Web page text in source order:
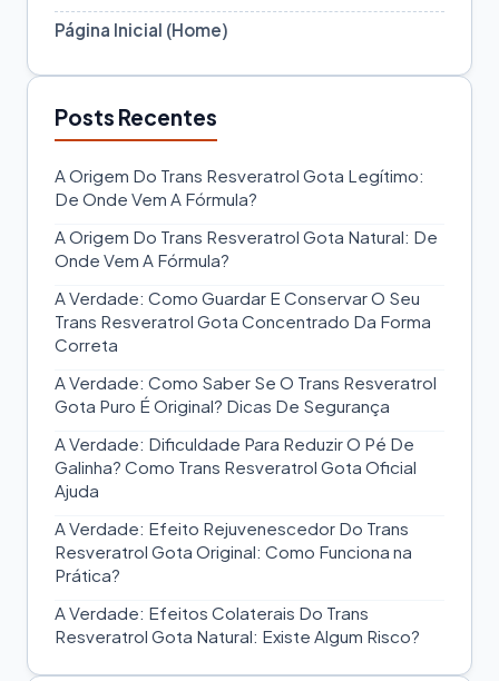
Página Inicial (Home)
Posts Recentes
A Origem Do Trans Resveratrol Gota Legítimo:
De Onde Vem A Fórmula?
A Origem Do Trans Resveratrol Gota Natural: De
Onde Vem A Fórmula?
A Verdade: Como Guardar E Conservar O Seu
Trans Resveratrol Gota Concentrado Da Forma
Correta
A Verdade: Como Saber Se O Trans Resveratrol
Gota Puro É Original? Dicas De Segurança
A Verdade: Dificuldade Para Reduzir O Pé De
Galinha? Como Trans Resveratrol Gota Oficial
Ajuda
A Verdade: Efeito Rejuvenescedor Do Trans
Resveratrol Gota Original: Como Funciona na
Prática?
A Verdade: Efeitos Colaterais Do Trans
Resveratrol Gota Natural: Existe Algum Risco?